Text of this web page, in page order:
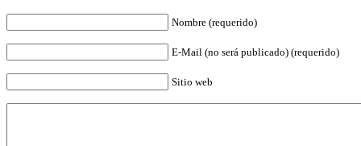
Nombre (requerido)
E-Mail (no será publicado) (requerido)
Sitio web